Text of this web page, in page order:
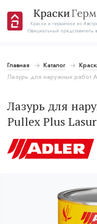
Краски и герметики из
Официальный представитель
Главная Каталог
Лазурь для наружных работ
Лазурь для
Pullex Plus